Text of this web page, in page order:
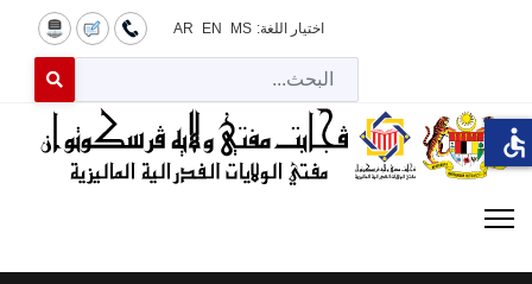
اختيار اللغة: MS
EN
AR
for results.
accessible